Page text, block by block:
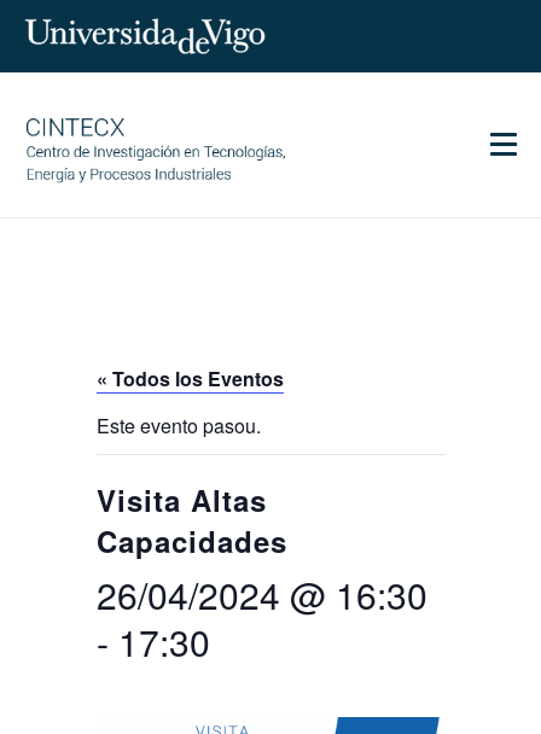
Servicios
Comunicación
Igualdad
EN Search
Buscar
por:
BUSCAR
TwitterInstagramYoutubeLinkedin
« Todos los Eventos
Este evento pasou.
Visita Altas
Capacidades
26/04/2024 @ 16:30
- 17:30